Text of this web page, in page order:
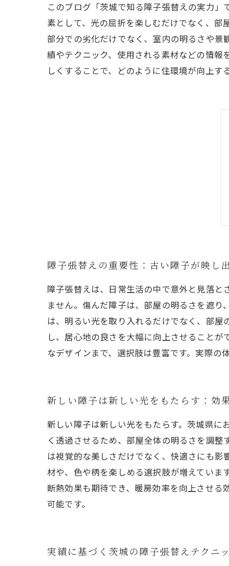
このブログ「茨城で知る障子張替えの実力
素として、光の屈折を楽しむだけでなく、
部分での劣化だけでなく、室内の明るさや景
績やテクニック、使用される素材などの情
しくすることで、どのように住環境が向上す
障子張替えの重要性：古い障子が映し
障子張替えは、日常生活の中で意外と見落
ません。傷んだ障子は、部屋の明るさを遮
は、明るい光を取り入れるだけでなく、部
し、居心地の良さを大幅に向上させること
なデザインまで、選択肢は豊富です。実際の
新しい障子は新しい光をもたらす：効
新しい障子は新しい光をもたらす。茨城県に
く透過させるため、部屋全体の明るさを調
は視覚的な美しさだけでなく、快適さにも
材や、色や柄を楽しめる選択肢が増えていま
断熱効果も期待でき、暖房効率を向上させ
可能です。
実績に基づく茨城の障子張替えテクニ